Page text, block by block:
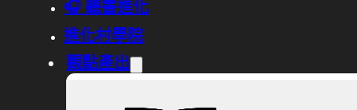
🎧 聽書進化
進化村學院
觀點產出